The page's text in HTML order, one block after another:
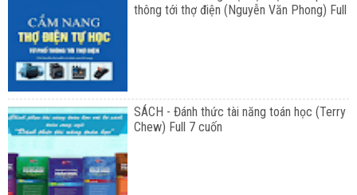
thông tới thợ điện (Nguyễn Văn Phong) Full
SÁCH - Đánh thức tài năng toán học (Terry
Chew) Full 7 cuốn